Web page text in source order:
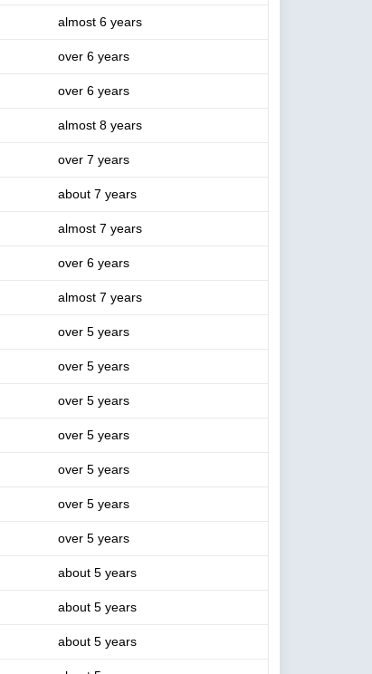
almost 6 years
over 6 years
over 6 years
almost 8 years
over 7 years
about 7 years
almost 7 years
over 6 years
almost 7 years
over 5 years
over 5 years
over 5 years
over 5 years
over 5 years
over 5 years
over 5 years
about 5 years
about 5 years
about 5 years